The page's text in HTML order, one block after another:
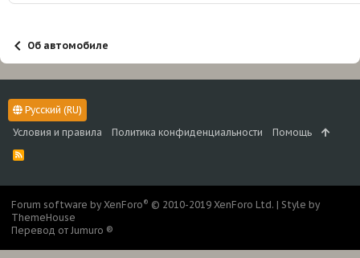
:
Об автомобиле
Русский (RU)
Условия и правила
Политика конфиденциальности Помощь
R
S
Forum software by XenForo® © 2010-2019 XenForo Ltd. | Style by
ThemeHouse
Перевод от Jumuro ®